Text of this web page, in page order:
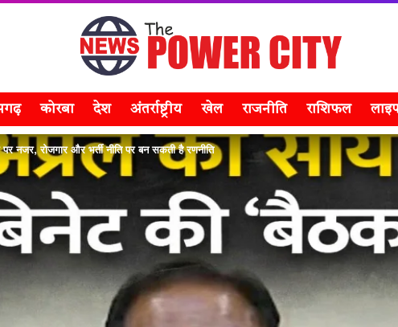
कोरबा देश अंतर्राष्ट्रीय खेल राजनीति राशिफल
नजर, रोजगार और भर्ती नीति पर बन सकती है रणनीति